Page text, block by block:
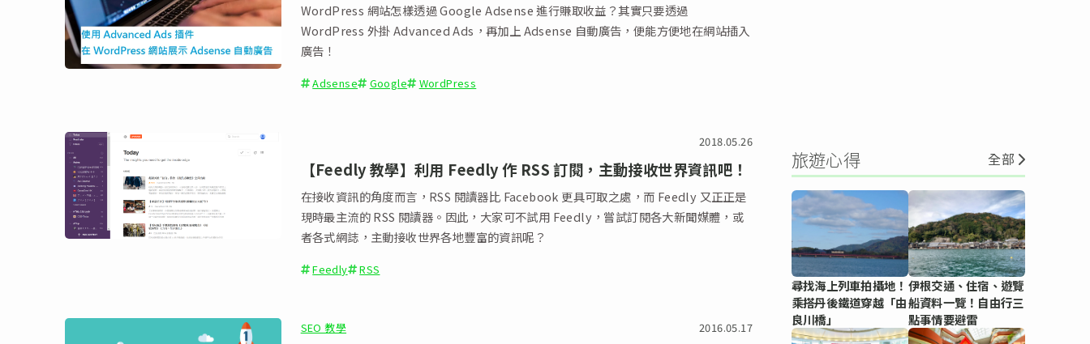
WordPress 網站怎樣透過 Google Adsense 進行賺取收益？其實只要透過
WordPress 外掛 Advanced Ads，再加上 Adsense 自動廣告，便能方便地在網站插入
廣告！
Adsense Google WordPress
2018.05.26
【Feedly 教學】利用 Feedly 作 RSS 訂閱，主動接收世界資訊吧！
在接收資訊的角度而言，RSS 閱讀器比 Facebook 更具可取之處，而 Feedly 又正正是
現時最主流的 RSS 閱讀器。因此，大家可不試用 Feedly，嘗試訂閱各大新聞媒體，或
者各式網誌，主動接收世界各地豐富的資訊呢？
Feedly RSS
SEO 教學 2016.05.17
旅遊心得 全部
尋找海上列車拍攝地！
乘搭丹後鐵道穿越「由
良川橋」
伊根交通、住宿、遊覽
船資料一覽！自由行三
點事情要避雷